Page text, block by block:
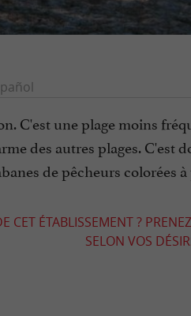
C'est une plage moins
des autres plages.
de pêcheurs colorées
CET ÉTABLISSEMENT ?
SELON VOS